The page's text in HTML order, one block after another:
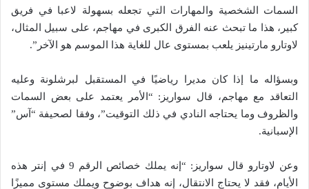
السمات الشخصية والمهارات التي تجعله بسهولة لاعبا في فريق
كبير، هذا ما تبحث عنه الفرق الكبرى في مهاجم، على سبيل المثال،
لاوتارو مارتينيز يلعب بمستوى عال للغاية هذا الموسم هو الآخر”.
وبسؤاله ما إذا كان مديرا رياضيًا في المستقبل لبرشلونة وعليه
التعاقد مع مهاجم، قال سواريز: “الأمر يعتمد على بعض السمات
والظروف وما يحتاجه النادي في ذلك التوقيت”، وفقا لصحيفة “آس”
الإسبانية.
وعن لاوتارو قال سواريز: “إنه يملك خصائص الرقم 9 في إنتر هذه
الأيام، فقد لا يحتاج الانتقال، إنه هداف بوضوح ويملك مستوى مميزًا